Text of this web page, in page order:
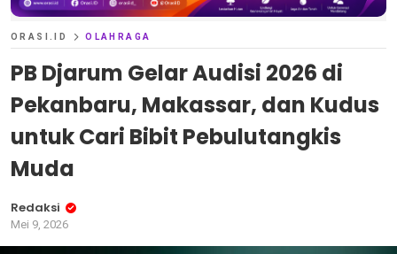
ORASI.ID OLAHRAGA
PB Djarum Gelar Audisi 2026 di
Pekanbaru, Makassar, dan Kudus
untuk Cari Bibit Pebulutangkis
Muda
Redaksi
Mei 9, 2026